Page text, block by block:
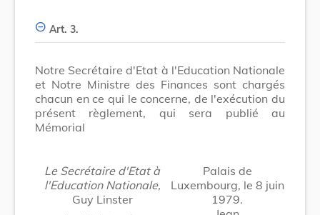
Art. 3.
Notre Secrétaire d'Etat à l'Education Nationale
et Notre Ministre des Finances sont chargés
chacun en ce qui le concerne, de l'exécution du
présent règlement, qui sera publié au
Mémorial
Le Secrétaire d'Etat à
l'Education Nationale,
Guy Linster
Palais de
Luxembourg, le 8 juin
1979.